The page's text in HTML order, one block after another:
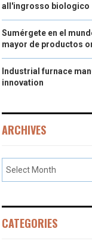
all'ingrosso biologico
Sumérgete en el
mayor de productos
Industrial furnace
innovation
ARCHIVES
CATEGORIES